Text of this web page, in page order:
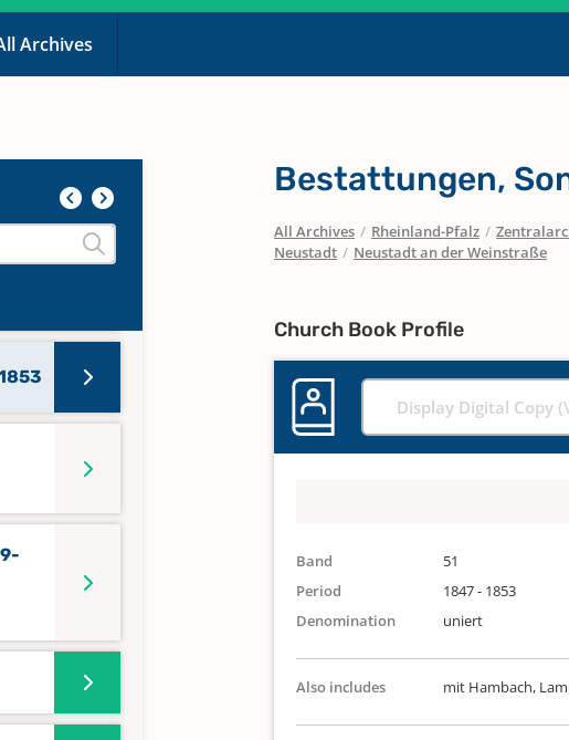
Archives
1919
Bestattungen,
All Archives / Rheinland-Pfalz /
Neustadt / Neustadt an der Weinstraße
Church Book Profile
Display Digital Copy
Band
51
Period
1847 - 1853
Denomination
uniert
Also includes mit Hambach,